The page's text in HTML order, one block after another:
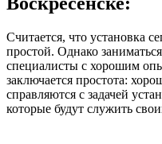
Считается, что установка
простой. Однако
специалисты с хорошим
заключается простота:
справляются с задачей
которые будут служить